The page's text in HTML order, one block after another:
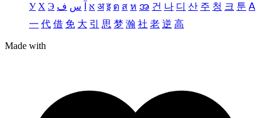
У Х Э א س ف अ इ ต ส ห အ 건 나 디 산 주 청 크 툰 ꓮ
一 代 借 免 大 引 思 梦 瀚 社 老 逆 高
Made with